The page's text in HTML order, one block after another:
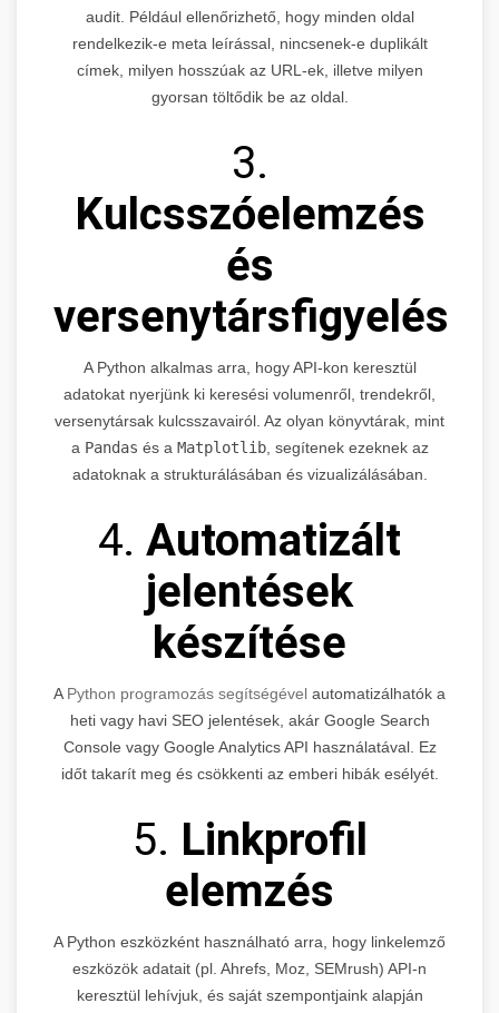
audit. Például ellenőrizhető, hogy minden oldal
rendelkezik-e meta leírással, nincsenek-e duplikált
címek, milyen hosszúak az URL-ek, illetve milyen
gyorsan töltődik be az oldal.
3.
Kulcsszóelemzés
és
versenytársfigyelés
A Python alkalmas arra, hogy API-kon keresztül
adatokat nyerjünk ki keresési volumenről, trendekről,
versenytársak kulcsszavairól. Az olyan könyvtárak, mint
a Pandas és a Matplotlib, segítenek ezeknek az
adatoknak a strukturálásában és vizualizálásában.
4. Automatizált
jelentések
készítése
A Python programozás segítségével automatizálhatók a
heti vagy havi SEO jelentések, akár Google Search
Console vagy Google Analytics API használatával. Ez
időt takarít meg és csökkenti az emberi hibák esélyét.
5. Linkprofil
elemzés
A Python eszközként használható arra, hogy linkelemző
eszközök adatait (pl. Ahrefs, Moz, SEMrush) API-n
keresztül lehívjuk, és saját szempontjaink alapján